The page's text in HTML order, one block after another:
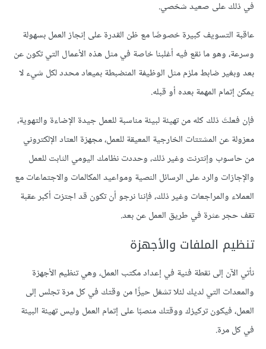
في ذلك على صعيد شخصي.
عاقبة التسويف كبيرة خصوصًا مع ظن القدرة على إنجاز العمل بسهولة
وسرعة، وهو ما نقع فيه أغلبنا خاصة في مثل هذه الأعمال التي تكون عن
بعد وبغير ضابط ملزم مثل الوظيفة المنضبطة بميعاد محدد لكل شيء لا
يمكن إتمام المهمة بعده أو قبله.
فإن فعلتَ ذلك كله من تهيئة لبيئة مناسبة للعمل جيدة الإضاءة والتهوية،
معزولة عن المشتتات الخارجية المعيقة للعمل، مجهزة العتاد الإلكتروني
من حاسوب وإنترنت وغير ذلك، وحددت نظامك اليومي الثابت للعمل
والإجازات والرد على الرسائل النصية ومواعيد المكالمات والاجتماعات مع
العملاء والمراجعات وغير ذلك، فإننا نرجو أن تكون قد اجتزت أكبر عقبة
تقف حجر عثرة في طريق العمل عن بعد.
تنظيم الملفات والأجهزة
نأتي الآن إلى نقطة فنية في إعداد مكتب العمل، وهي تنظيم الأجهزة
والمعدات التي لديك لئلا تشغل حيزًا من وقتك في كل مرة تجلس إلى
العمل، فيكون تركيزك ووقتك منصبًا على إتمام العمل وليس تهيئة البيئة
في كل مرة.